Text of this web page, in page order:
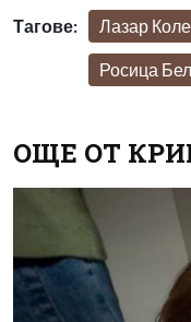
Тагове: Лазар
Росица
ОЩЕ ОТ